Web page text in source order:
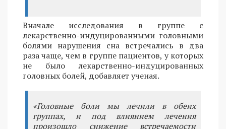
Вначале исследования в группе с
лекарственно-индуцированными головными
болями нарушения сна встречались в два
раза чаще, чем в группе пациентов, у которых
не было лекарственно-индуцированных
головных болей, добавляет ученая.
«Головные боли мы лечили в обеих
группах, и под влиянием лечения
произошло снижение встречаемости